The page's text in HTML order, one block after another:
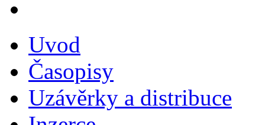
Uvod
Časopisy
Uzávěrky a distribuce